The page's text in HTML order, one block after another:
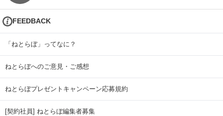
FEEDBACK
「ねとらぼ」ってなに？
ねとらぼへのご意見・ご感想
ねとらぼプレゼントキャンペーン応募規約
[契約社員] ねとらぼ編集者募集